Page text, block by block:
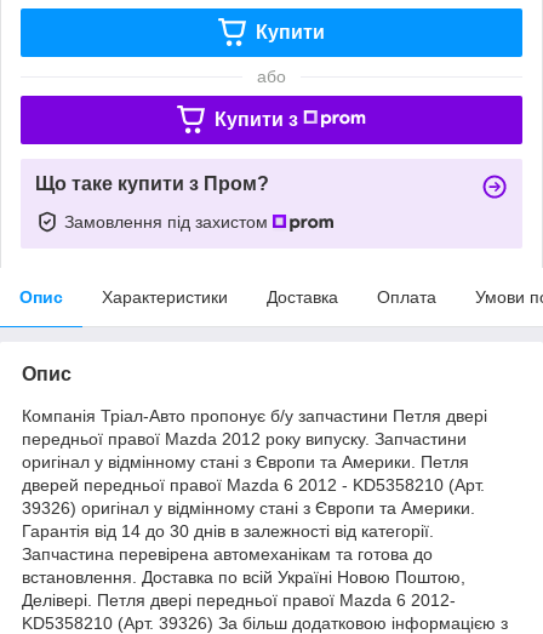
Купити
або
Купити з
Що таке купити з Пром?
Замовлення під захистом
Опис Характеристики Доставка Оплата Умови
Опис
Компанія Тріал-Авто пропонує б/у запчастини Петля двері
передньої правої Mazda 2012 року випуску. Запчастини
оригінал у відмінному стані з Європи та Америки. Петля
дверей передньої правої Mazda 6 2012 - KD5358210 (Арт.
39326) оригінал у відмінному стані з Європи та Америки.
Гарантія від 14 до 30 днів в залежності від категорії.
Запчастина перевірена автомеханікам та готова до
встановлення. Доставка по всій Україні Новою Поштою,
Делівері. Петля двері передньої правої Mazda 6 2012-
KD5358210 (Арт. 39326) За більш додатковою інформацією з